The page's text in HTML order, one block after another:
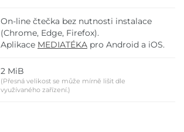
On-line čtečka bez nutnosti instalace
(Chrome, Edge, Firefox).
Aplikace MEDIATÉKA pro Android a iOS.
2 MiB
(Přesná velikost se může mírně lišit dle
využívaného zařízení.)